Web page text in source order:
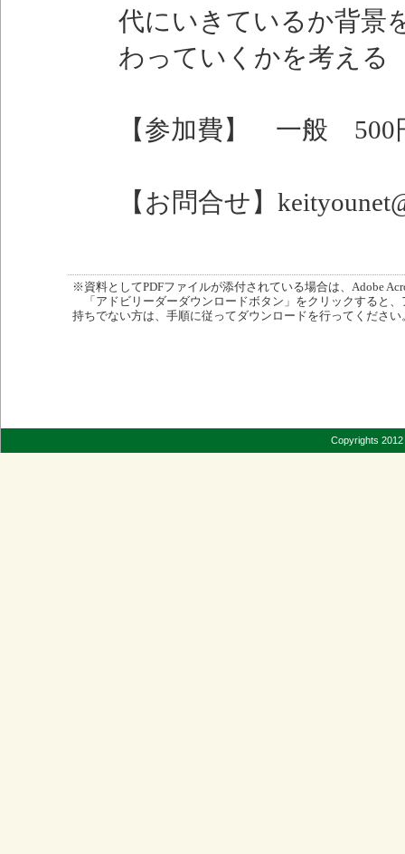
代にいきているか背景
わっていくかを考える
【参加費】 一般
【お問合せ】
※資料としてPDFファイルが添付されている場合は、Adobe
「アドビリーダーダウンロードボタン」をクリックすると
持ちでない方は、手順に従ってダウンロードを行ってください
Copyrights